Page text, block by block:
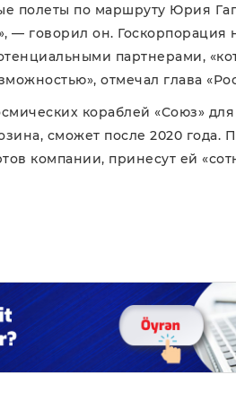
полеты по маршруту Юрия
— говорил он. Госкорпорация
партнерами,
отмечал глава
кораблей «Союз»
сможет после 2020 года.
компании, принесут ей